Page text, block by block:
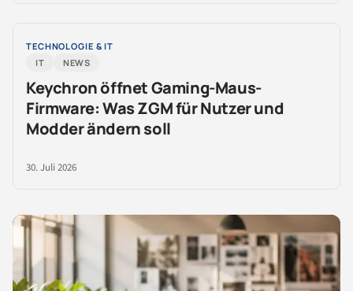
TECHNOLOGIE & IT
IT
NEWS
Keychron öffnet Gaming-Maus-
Firmware: Was ZGM für Nutzer und
Modder ändern soll
30. Juli 2026